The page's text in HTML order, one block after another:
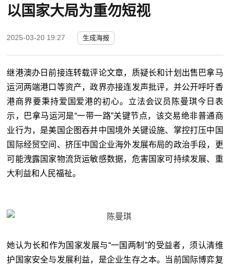
以国家大局为重勿短视
2025-03-20 19:27 生成海报
继港澳办日前接连转载评论文章，质疑长和计划出售巴拿马
运河两端港口等资产，政界亦接连发声批评，并公开呼吁香
港商界要秉持爱国爱港的初心。立法会议员陈曼琪今日表
示，巴拿马运河是“一带一路”关键节点，该交易绝非普通商
业行为，是美国企图吞并中国境外关键设施、掌控打压中国
国际经贸空间、挤压中国企业海外发展布局的政治手段，更
可能洩露国家物流货运敏感数据，危害国家可持续发展、重
大利益和人民福祉。
她认为长和作为国家发展与“一国两制”的受益者，须认清维
护国家安全与发展利益，是企业生存之本。当前国际博弈复